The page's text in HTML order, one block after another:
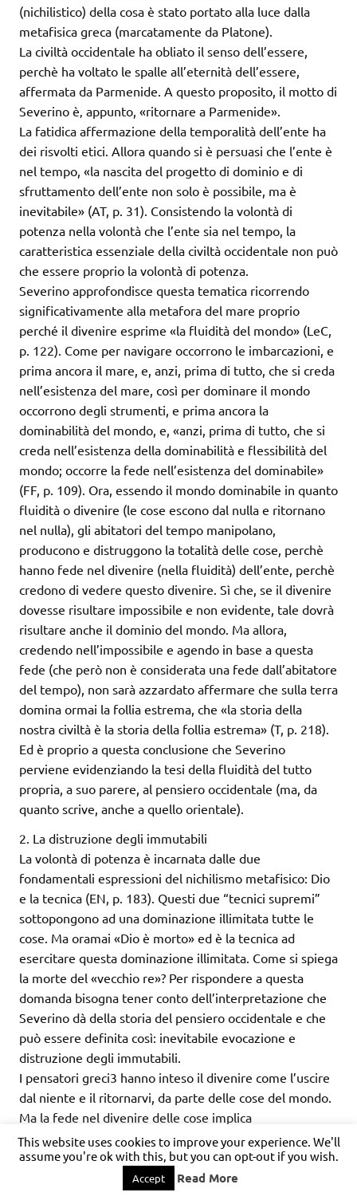
(nichilistico) della cosa è stato portato alla luce dalla
metafisica greca (marcatamente da Platone).
La civiltà occidentale ha obliato il senso dell’essere,
perchè ha voltato le spalle all’eternità dell’essere,
affermata da Parmenide. A questo proposito, il motto di
Severino è‚ appunto, «ritornare a Parmenide».
La fatidica affermazione della temporalità dell’ente ha
dei risvolti etici. Allora quando si è persuasi che l’ente è
nel tempo, «la nascita del progetto di dominio e di
sfruttamento dell’ente non solo è possibile, ma è
inevitabile» (AT, p. 31). Consistendo la volontà di
potenza nella volontà che l’ente sia nel tempo, la
caratteristica essenziale della civiltà occidentale non può
che essere proprio la volontà di potenza.
Severino approfondisce questa tematica ricorrendo
significativamente alla metafora del mare proprio
perché il divenire esprime «la fluidità del mondo» (LeC,
p. 122). Come per navigare occorrono le imbarcazioni, e
prima ancora il mare, e, anzi, prima di tutto, che si creda
nell’esistenza del mare, così per dominare il mondo
occorrono degli strumenti, e prima ancora la
dominabilità del mondo, e, «anzi, prima di tutto, che si
creda nell’esistenza della dominabilità e flessibilità del
mondo; occorre la fede nell’esistenza del dominabile»
(FF, p. 109). Ora, essendo il mondo dominabile in quanto
fluidità o divenire (le cose escono dal nulla e ritornano
nel nulla), gli abitatori del tempo manipolano,
producono e distruggono la totalità delle cose, perchè
hanno fede nel divenire (nella fluidità) dell’ente, perchè
credono di vedere questo divenire. Sì che, se il divenire
dovesse risultare impossibile e non evidente, tale dovrà
risultare anche il dominio del mondo. Ma allora,
credendo nell’impossibile e agendo in base a questa
fede (che però non è considerata una fede dall’abitatore
del tempo), non sarà azzardato affermare che sulla terra
domina ormai la follia estrema, che «la storia della
nostra civiltà è la storia della follia estrema» (T, p. 218).
Ed è proprio a questa conclusione che Severino
perviene evidenziando la tesi della fluidità del tutto
propria, a suo parere, al pensiero occidentale (ma, da
quanto scrive, anche a quello orientale).
2. La distruzione degli immutabili
La volontà di potenza è incarnata dalle due
fondamentali espressioni del nichilismo metafisico: Dio
e la tecnica (EN, p. 183). Questi due “tecnici supremi”
sottopongono ad una dominazione illimitata tutte le
cose. Ma oramai «Dio è morto» ed è la tecnica ad
esercitare questa dominazione illimitata. Come si spiega
la morte del «vecchio re»? Per rispondere a questa
domanda bisogna tener conto dell’interpretazione che
Severino dà della storia del pensiero occidentale e che
può essere definita così: inevitabile evocazione e
distruzione degli immutabili.
I pensatori greci3 hanno inteso il divenire come l’uscire
dal niente e il ritornarvi, da parte delle cose del mondo.
Ma la fede nel divenire delle cose implica
l’imprevedibilità del divenire e questa imprevedibilità
genera terrore. Tutto ciò che diviene irrompe nel
mondo ed incomincia ad essere, è stato un niente. Ed «è
This website uses cookies to improve your experience. We'll
assume you're ok with this, but you can opt-out if you wish.
Accept Read More